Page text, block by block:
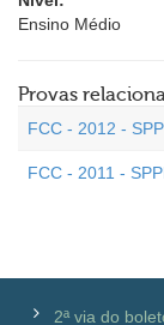
Ensino Médio
Provas
FCC - 2012 -
FCC - 2011 -
2ª via do